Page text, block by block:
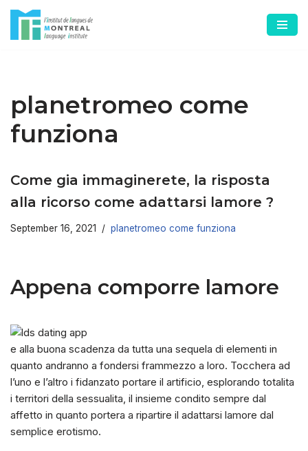
Skip
planetromeo come
funziona
Come gia immaginerete, la risposta
alla ricorso come adattarsi lamore ?
September 16, 2021 planetromeo come funziona
Appena comporre lamore
e alla buona scadenza da tutta una sequela di elementi in
quanto andranno a fondersi frammezzo a loro. Tocchera ad
l’uno e l’altro i fidanzato portare il artificio, esplorando totalita
i territori della sessualita, il insieme condito sempre dal
affetto in quanto portera a ripartire il adattarsi lamore dal
semplice erotismo.